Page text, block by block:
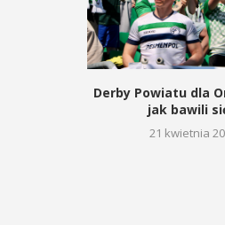
Derby Powiatu dla
jak bawili
21 kwietnia